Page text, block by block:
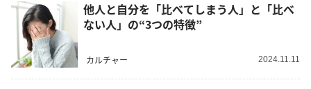
他人と自分を「比べてしまう人」と「比べ
ない人」の“3つの特徴”
カルチャー 2024.11.11